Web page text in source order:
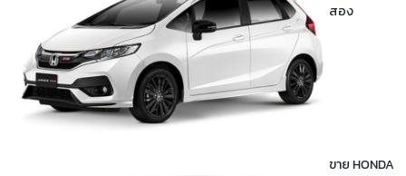
สอง
ขาย HONDA